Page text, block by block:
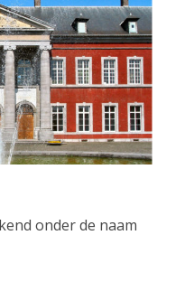
onder de naam